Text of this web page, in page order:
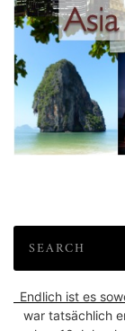
Raus aus
Bilderbuchinseln:
von Thailands
Endlich ist es
war tatsächlich